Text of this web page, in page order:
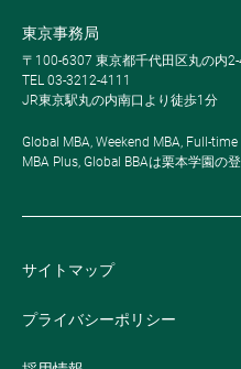
東京事務局
〒100-6307 東京都千代田区丸の内
TEL 03-3212-4111
JR東京駅丸の内南口より徒歩1分
Global MBA, Weekend MBA, Full-
MBA Plus, Global BBAは栗本学園の
サイトマップ
プライバシーポリシー